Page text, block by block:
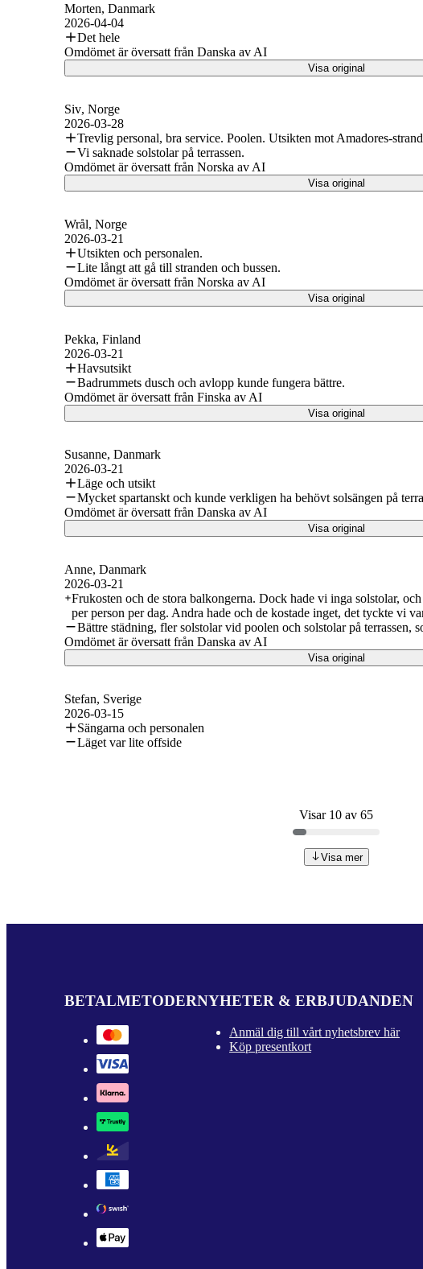
Morten, Danmark
2026-04-04
Det hele
Omdömet är översatt från Danska av AI
Visa original
Siv, Norge
2026-03-28
Trevlig personal, bra service. Poolen. Utsikten mot Amadores-
Vi saknade solstolar på terrassen.
Omdömet är översatt från Norska av AI
Visa original
Wrål, Norge
2026-03-21
Utsikten och personalen.
Lite långt att gå till stranden och bussen.
Omdömet är översatt från Norska av AI
Visa original
Pekka, Finland
2026-03-21
Havsutsikt
Badrummets dusch och avlopp kunde fungera bättre.
Omdömet är översatt från Finska av AI
Visa original
Susanne, Danmark
2026-03-21
Läge och utsikt
Mycket spartanskt och kunde verkligen ha behövt solsängen på
Omdömet är översatt från Danska av AI
Visa original
Anne, Danmark
2026-03-21
Frukosten och de stora balkongerna. Dock hade vi inga solstolar,
per person per dag. Andra hade och de kostade inget, det tyckte vi
Bättre städning, fler solstolar vid poolen och solstolar på terrassen,
Omdömet är översatt från Danska av AI
Visa original
Stefan, Sverige
2026-03-15
Sängarna och personalen
Läget var lite offside
Visar 10 av 65
Visa mer
BETALMETODERNYHETER & ERBJUDANDEN
Anmäl dig till vårt nyhetsbrev här
Köp presentkort